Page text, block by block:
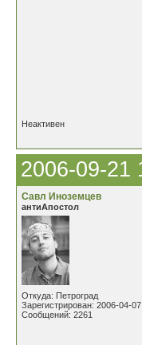
Неактивен
2006-09-21
Савл Иноземцев
антиАпостол
Откуда: Петроград
Зарегистрирован: 2006-04-07
Сообщений: 2261